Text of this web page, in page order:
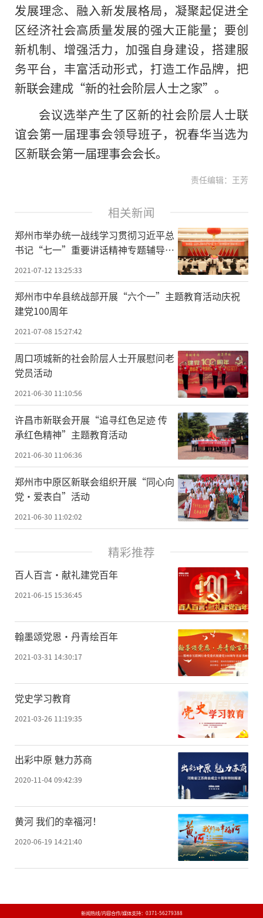
发展理念、融入新发展格局，凝聚起促进全
区经济社会高质量发展的强大正能量；要创
新机制、增强活力，加强自身建设，搭建服
务平台，丰富活动形式，打造工作品牌，把
新联会建成“新的社会阶层人士之家”。
会议选举产生了区新的社会阶层人士联
谊会第一届理事会领导班子，祝春华当选为
区新联会第一届理事会会长。
责任编辑：王芳
相关新闻
郑州市举办统一战线学习贯彻习近平总
书记“七一”重要讲话精神专题辅导报
2021-07-12 13:25:33
郑州市中牟县统战部开展“六个一”主题教育活动庆祝
建党100周年
2021-07-08 15:27:42
周口项城新的社会阶层人士开展慰问老
党员活动
2021-06-30 11:10:56
许昌市新联会开展“追寻红色足迹 传
承红色精神”主题教育活动
2021-06-30 11:06:36
郑州市中原区新联会组织开展“同心向
党·爱表白”活动
2021-06-30 11:02:02
精彩推荐
百人百言·献礼建党百年
2021-06-15 15:36:45
翰墨颂党恩·丹青绘百年
2021-03-31 14:30:17
党史学习教育
2021-03-26 11:19:35
出彩中原 魅力苏商
2020-11-04 09:42:39
黄河 我们的幸福河！
2020-06-19 14:21:40
新闻热线/内容合作/媒体支持： 0371-56279388